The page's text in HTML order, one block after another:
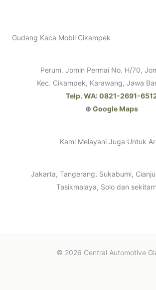
Gudang Kaca Mobil Cikampek
Perum. Jomin Permai No. H/70,
Kec. Cikampek, Karawang, Jawa
Telp. WA: 0821-2691-
⊕ Google Maps
Kami Melayani Juga Untuk
Jakarta, Tangerang, Sukabumi,
Tasikmalaya, Solo dan
© 2026 Central Automotive